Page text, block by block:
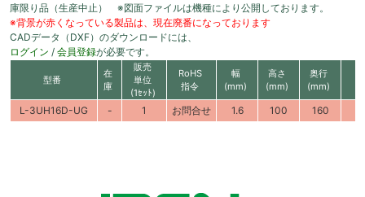
庫限り品（生産中止） ※図面ファイルは機種により公開しております。
※背景が赤くなっている製品は、現在廃番になっております
CADデータ（DXF）のダウンロードには、
ログイン / 会員登録が必要です。
型番
在
庫
販売
単位
(1ｾｯﾄ)
RoHS
指令
幅
(mm)
高さ
(mm)
奥行
(mm)
L-3UH16D-UG - 1 お問合せ 1.6 100 160